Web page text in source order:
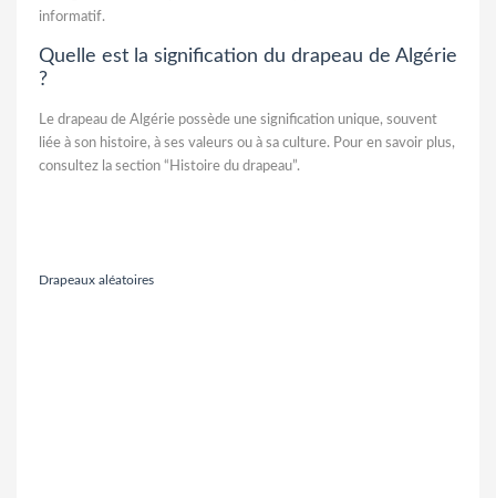
informatif.
Quelle est la signification du drapeau de Algérie
?
Le drapeau de Algérie possède une signification unique, souvent
liée à son histoire, à ses valeurs ou à sa culture. Pour en savoir plus,
consultez la section “Histoire du drapeau”.
Drapeaux aléatoires